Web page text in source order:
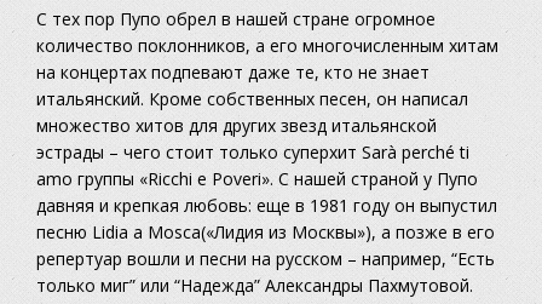
С тех пор Пупо обрел в нашей стране огромное
количество поклонников, а его многочисленным хитам
на концертах подпевают даже те, кто не знает
итальянский. Кроме собственных песен, он написал
множество хитов для других звезд итальянской
эстрады – чего стоит только суперхит Sarà perché ti
amo группы «Ricchi e Poveri». С нашей страной у Пупо
давняя и крепкая любовь: еще в 1981 году он выпустил
песню Lidia a Mosca(«Лидия из Москвы»), а позже в его
репертуар вошли и песни на русском – например, “Есть
только миг” или “Надежда” Александры Пахмутовой.